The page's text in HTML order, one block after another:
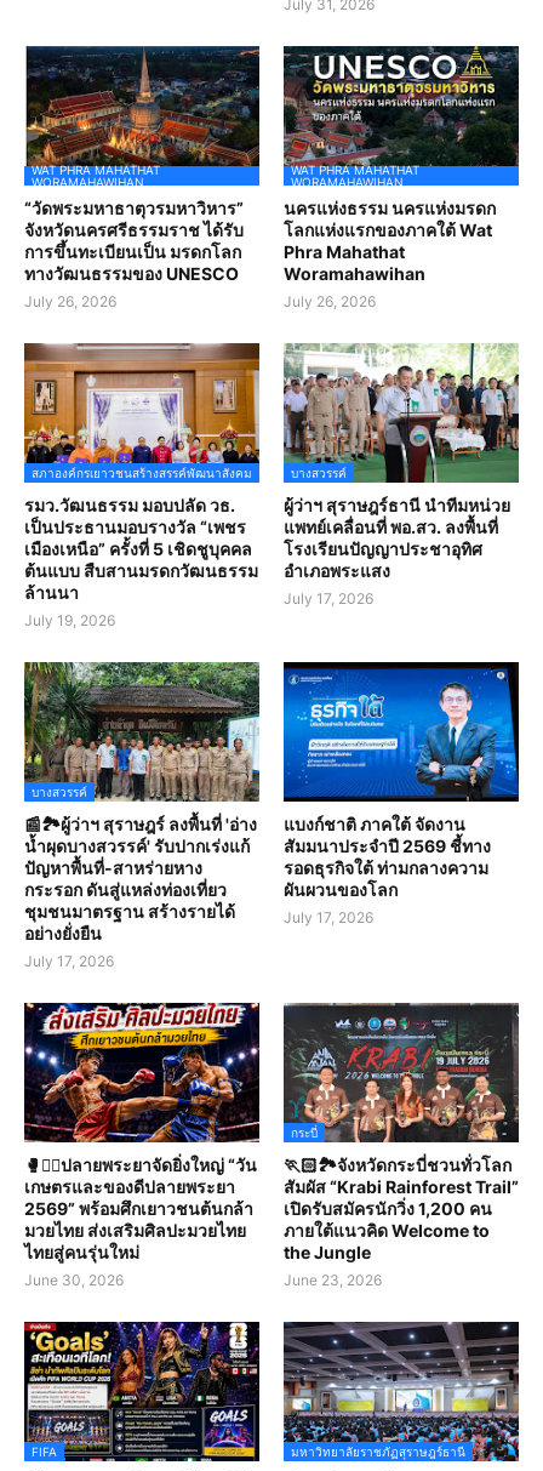
July 31, 2026
WAT PHRA MAHATHAT
WORAMAHAWIHAN
“วัดพระมหาธาตุวรมหาวิหาร”
จังหวัดนครศรีธรรมราช ได้รับ
การขึ้นทะเบียนเป็น มรดกโลก
ทางวัฒนธรรมของ UNESCO
July 26, 2026
WAT PHRA MAHATHAT
WORAMAHAWIHAN
นครแห่งธรรม นครแห่งมรดก
โลกแห่งแรกของภาคใต้ Wat
Phra Mahathat
Woramahawihan
July 26, 2026
สภาองค์กรเยาวชนสร้างสรรค์พัฒนาสังคม
รมว.วัฒนธรรม มอบปลัด วธ.
เป็นประธานมอบรางวัล “เพชร
เมืองเหนือ” ครั้งที่ 5 เชิดชูบุคคล
ต้นแบบ สืบสานมรดกวัฒนธรรม
ล้านนา
July 19, 2026
บางสวรรค์
ผู้ว่าฯ สุราษฎร์ธานี นำทีมหน่วย
แพทย์เคลื่อนที่ พอ.สว. ลงพื้นที่
โรงเรียนปัญญาประชาอุทิศ
อำเภอพระแสง
July 17, 2026
บางสวรรค์
📰🏞️ผู้ว่าฯ สุราษฎร์ ลงพื้นที่ 'อ่าง
น้ำผุดบางสวรรค์' รับปากเร่งแก้
ปัญหาพื้นที่-สาหร่ายหาง
กระรอก ดันสู่แหล่งท่องเที่ยว
ชุมชนมาตรฐาน สร้างรายได้
อย่างยั่งยืน
July 17, 2026
แบงก์ชาติ ภาคใต้ จัดงาน
สัมมนาประจำปี 2569 ชี้ทาง
รอดธุรกิจใต้ ท่ามกลางความ
ผันผวนของโลก
July 17, 2026
🥊🤼‍♀️ปลายพระยาจัดยิ่งใหญ่ “วัน
เกษตรและของดีปลายพระยา
2569” พร้อมศึกเยาวชนต้นกล้า
มวยไทย ส่งเสริมศิลปะมวยไทย
ไทยสู่คนรุ่นใหม่
June 30, 2026
กระบี่
🏃🏻🏞️จังหวัดกระบี่ชวนทั่วโลก
สัมผัส “Krabi Rainforest Trail”
เปิดรับสมัครนักวิ่ง 1,200 คน
ภายใต้แนวคิด Welcome to
the Jungle
June 23, 2026
FIFA มหาวิทยาลัยราชภัฏสุราษฎร์ธานี